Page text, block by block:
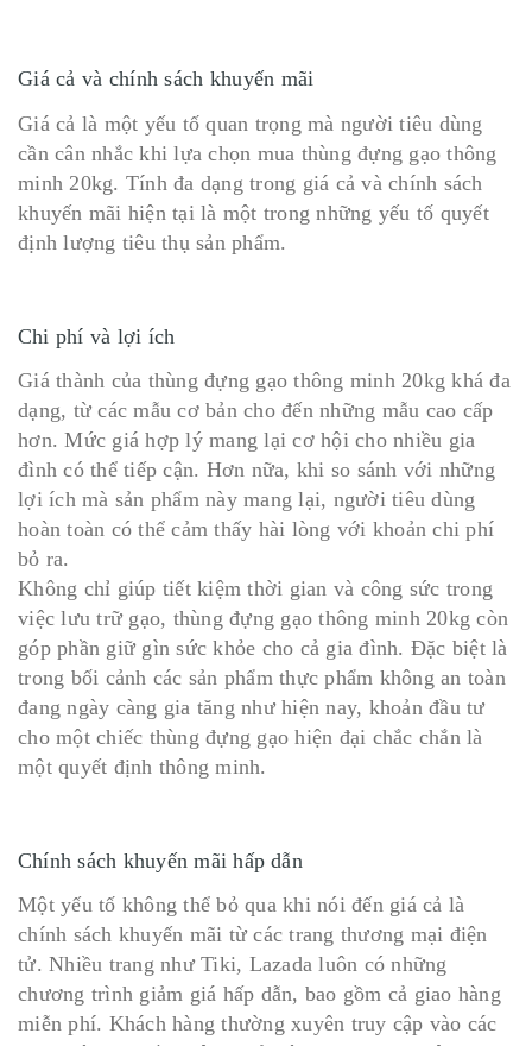
Giá cả và chính sách khuyến mãi
Giá cả là một yếu tố quan trọng mà người tiêu dùng
cần cân nhắc khi lựa chọn mua thùng đựng gạo thông
minh 20kg. Tính đa dạng trong giá cả và chính sách
khuyến mãi hiện tại là một trong những yếu tố quyết
định lượng tiêu thụ sản phẩm.
Chi phí và lợi ích
Giá thành của thùng đựng gạo thông minh 20kg khá đa
dạng, từ các mẫu cơ bản cho đến những mẫu cao cấp
hơn. Mức giá hợp lý mang lại cơ hội cho nhiều gia
đình có thể tiếp cận. Hơn nữa, khi so sánh với những
lợi ích mà sản phẩm này mang lại, người tiêu dùng
hoàn toàn có thể cảm thấy hài lòng với khoản chi phí
bỏ ra.
Không chỉ giúp tiết kiệm thời gian và công sức trong
việc lưu trữ gạo, thùng đựng gạo thông minh 20kg còn
góp phần giữ gìn sức khỏe cho cả gia đình. Đặc biệt là
trong bối cảnh các sản phẩm thực phẩm không an toàn
đang ngày càng gia tăng như hiện nay, khoản đầu tư
cho một chiếc thùng đựng gạo hiện đại chắc chắn là
một quyết định thông minh.
Chính sách khuyến mãi hấp dẫn
Một yếu tố không thể bỏ qua khi nói đến giá cả là
chính sách khuyến mãi từ các trang thương mại điện
tử. Nhiều trang như Tiki, Lazada luôn có những
chương trình giảm giá hấp dẫn, bao gồm cả giao hàng
miễn phí. Khách hàng thường xuyên truy cập vào các